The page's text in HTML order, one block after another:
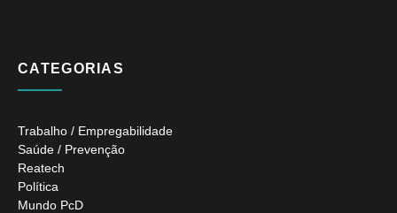
CATEGORIAS
Trabalho / Empregabilidade
Saúde / Prevenção
Reatech
Política
Mundo PcD